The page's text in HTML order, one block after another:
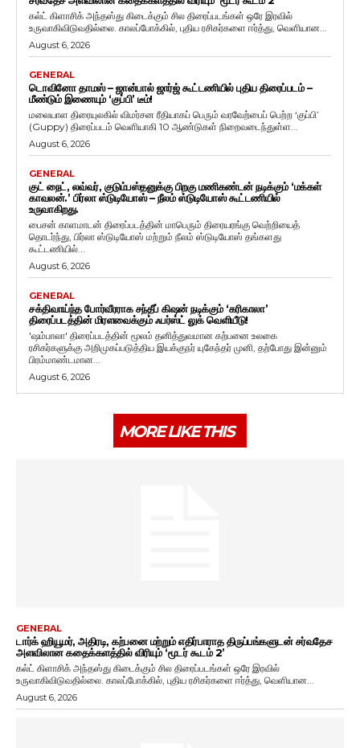
கல்ட் கிளாசிக் அந்தஸ்து கிடைக்கும் சில திரைப்படங்கள் ஒரே இரவில்
உருவாகிவிடுவதில்லை. காலப்போக்கில், புதிய ரசிகர்களை ஈர்த்து, வெளியான...
August 6, 2026
GENERAL
டொவினோ தாமஸ் – ஜான்பால் ஜார்ஜ் கூட்டணியில் புதிய திரைப்படம் –
மீண்டும் இணையும் ‘குப்பி’ டீம்!
மலையாள திரையுலகில் விமர்சன ரீதியாகப் பெரும் வரவேற்பைப் பெற்ற ‘குப்பி’
(Guppy) திரைப்படம் வெளியாகி 10 ஆண்டுகள் நிறைவடைந்துள்ள...
August 6, 2026
GENERAL
குட் நைட், லவ்வர், குடும்பஸ்தனுக்கு பிறகு மணிகண்டன் நடிக்கும் ‘மக்கள்
காவலன்.’ பிர்லா ஸ்டுடியோஸ் – நீலம் ஸ்டுடியோஸ் கூட்டணியில்
உருவாகிறது.
பைசன் காளமாடன் திரைப்படத்தின் மாபெரும் திரையரங்கு வெற்றியைத்
தொடர்ந்து, பிர்லா ஸ்டுடியோஸ் மற்றும் நீலம் ஸ்டுடியோஸ் தங்களது
கூட்டணியில்...
August 6, 2026
GENERAL
சக்திவாய்ந்த போர்வீரராக சந்தீப் கிஷன் நடிக்கும் ‘கரிகாலா’
திரைப்படத்தின் மிரளவைக்கும் ஃபர்ஸ்ட் லுக் வெளியீடு!
'ஷம்பாலா' திரைப்படத்தின் மூலம் தனித்துவமான கற்பனை உலகை
ரசிகர்களுக்கு அறிமுகப்படுத்திய இயக்குநர் யுகேந்தர் முனி, தற்போது இன்னும்
பிரம்மாண்டமான...
August 6, 2026
MORE LIKE THIS
GENERAL
டார்க் ஹியூமர், அதிரடி, கற்பனை மற்றும் எதிர்பாராத திருப்பங்களுடன் சர்வதேச
அளவிலான கதைக்களத்தில் விரியும் ‘மூடர் கூடம் 2’
கல்ட் கிளாசிக் அந்தஸ்து கிடைக்கும் சில திரைப்படங்கள் ஒரே இரவில்
உருவாகிவிடுவதில்லை. காலப்போக்கில், புதிய ரசிகர்களை ஈர்த்து, வெளியான...
August 6, 2026